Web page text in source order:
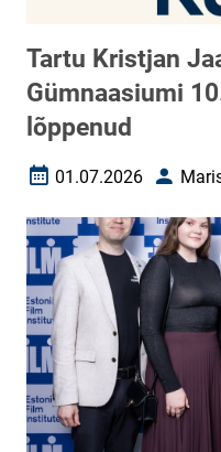
Tartu Kristjan
Gümnaasiumi
lõppenud
Loomise kuupäev
01.07.2026 Autor